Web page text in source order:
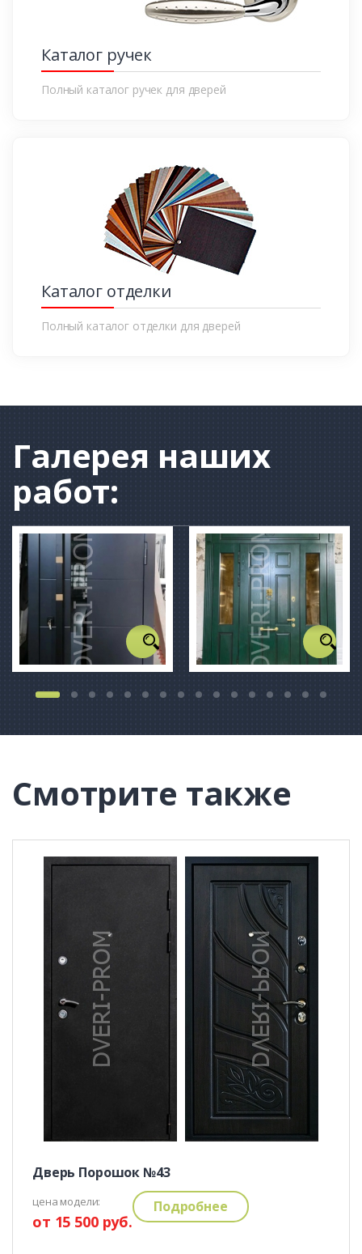
Каталог ручек
Полный каталог ручек для дверей
Каталог отделки
Полный каталог отделки для дверей
Галерея наших
работ:
Смотрите также
Дверь Порошок №43
цена модели:
от 15 500 руб.
Подробнее